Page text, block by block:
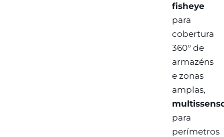
fisheye
para
cobertura
360° de
armazéns
e zonas
amplas,
para
perímetros